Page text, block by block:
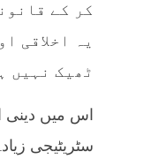
کر کے
یہ اخلاقی
ٹھیک نہیں
اس میں دینی
سٹریٹیجی